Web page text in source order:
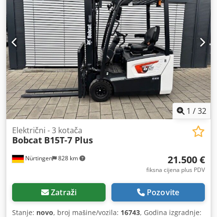
1 /32
Nürtingen 828 km
Električni - 3 kotača
Bobcat B15T-7 Plus
21.500 €
fiksna cijena plus PDV
Zatraži Pozovite
Stanje: novo, broj mašine/vozila: 16743, Godina izgradnje: